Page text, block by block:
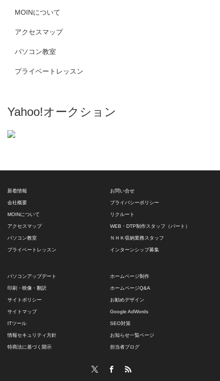
MOINについて
アクセスマップ
パソコン教室
プライベートレッスン
Yahoo!オークション
新着情報
会社概要
MOINについて
アクセスマップ
パソコン教室
プライベートレッスン
お問い合せ
プライバシーポリシー
リクルート
WEB・DTP制作スタッフ（パート）
ＮＨＫ収納業務スタッフ
インターンシップ募集
パソコンアップデート
印刷・映像・翻訳
サイトポリシー
サイトマップ
ITツール
情報セキュリティ方針
特商法に基づく開示
ホームページ制作
ホームページQ&A
お勧めデザイン
Google AdWords
SEO対策
お知らせ一覧ページ
担当者ブログ